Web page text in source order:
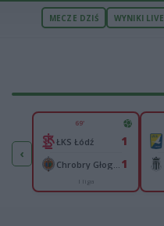
MECZE DZIŚ WYNIKI LIVE
‹
Legia II Warszawa5
0
69'
ŁKS Łódź 1
1
I liga